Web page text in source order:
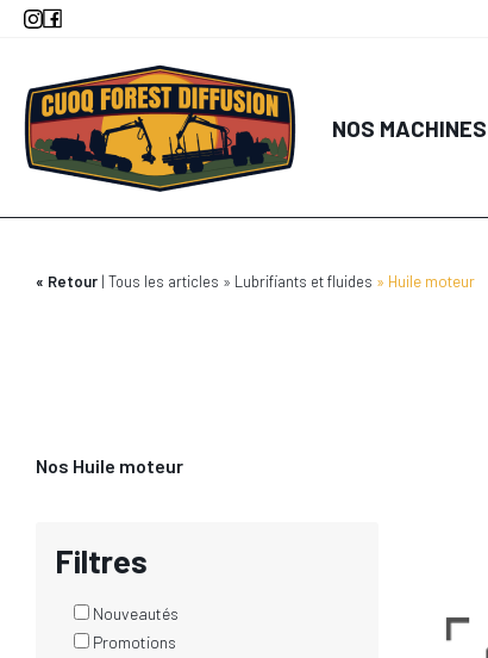
Aller
principal
NOS MACHINES
Retour Tous les articles Lubrifiants et fluides Huile moteur
Nos Huile moteur
Filtres
Nouveautés
Promotions